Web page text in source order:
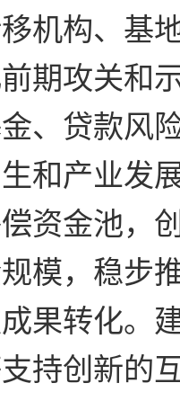
机构、基
期攻关和
、贷款风
和产业发
资金池，
模，稳步
果转化。
持创新的